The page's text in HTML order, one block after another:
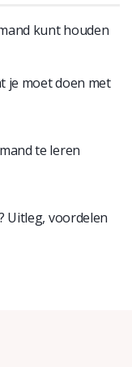
kunt houden
je moet doen met
te leren
Uitleg, voordelen